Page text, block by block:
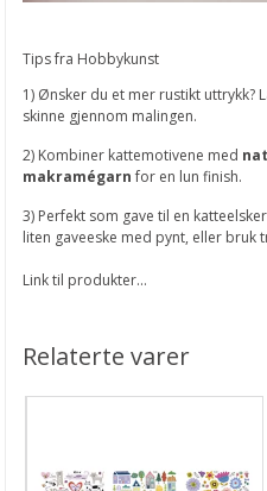
Filofax Eco Essential
Påskepynt med isoporegg
Påskekurv
Støpeform for lysestaker
Lysdekor
Fargede påskeegg
DIY speil
Tips fra Hobbykunst
1) Ønsker du et mer rustikt uttrykk?
skinne gjennom malingen.
2) Kombiner kattemotivene med
makramégarnfor en lun finish.
3) Perfekt som gave til en
liten gaveeske med pynt, eller bruk
Link til produkter...
Relaterte varer